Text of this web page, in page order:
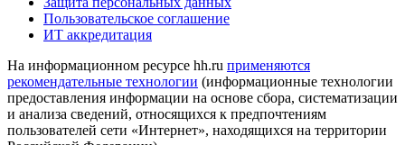
Пользовательское соглашение
ИТ аккредитация
На информационном ресурсе hh.ru применяются
рекомендательные технологии (информационные технологии
предоставления информации на основе сбора, систематизации
и анализа сведений, относящихся к предпочтениям
пользователей сети «Интернет», находящихся на территории